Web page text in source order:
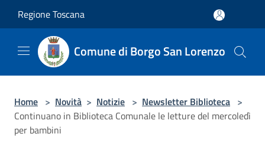
Regione Toscana
Comune di Borgo San Lorenzo
Home > Novità > Notizie > Newsletter Biblioteca >
Continuano in Biblioteca Comunale le letture del mercoledì
per bambini